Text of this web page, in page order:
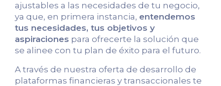
ajustables a las necesidades de tu negocio,
ya que, en primera instancia, entendemos
tus necesidades, tus objetivos y
aspiraciones para ofrecerte la solución que
se alinee con tu plan de éxito para el futuro.
A través de nuestra oferta de desarrollo de
plataformas financieras y transaccionales te